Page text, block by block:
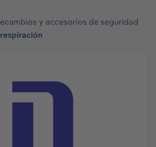
y accesorios de seguridad
de imágenes